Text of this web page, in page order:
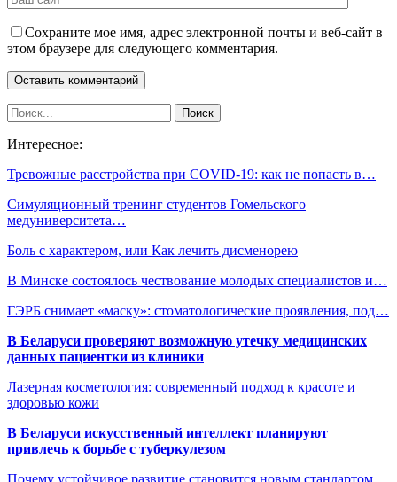
Сохраните мое имя, адрес электронной почты и веб-сайт в
этом браузере для следующего комментария.
Интересное:
Тревожные расстройства при COVID-19: как не попасть в…
Симуляционный тренинг студентов Гомельского
медуниверситета…
Боль с характером, или Как лечить дисменорею
В Минске состоялось чествование молодых специалистов и…
ГЭРБ снимает «маску»: стоматологические проявления, под…
В Беларуси проверяют возможную утечку медицинских
данных пациентки из клиники
Лазерная косметология: современный подход к красоте и
здоровью кожи
В Беларуси искусственный интеллект планируют
привлечь к борьбе с туберкулезом
Почему устойчивое развитие становится новым стандартом